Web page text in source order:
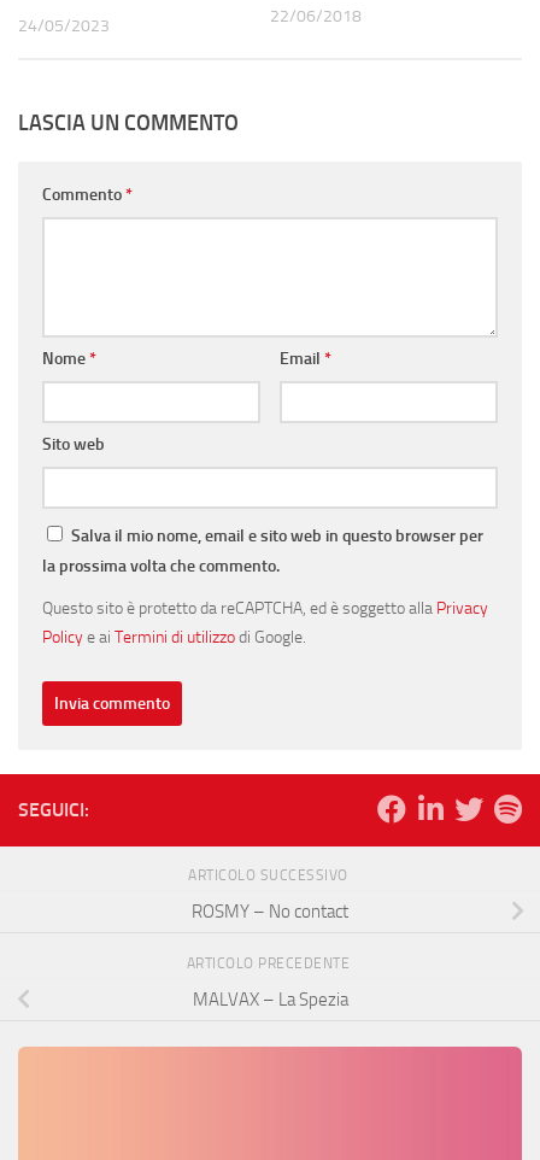
24/05/2023 22/06/2018
LASCIA UN COMMENTO
Commento*
Nome* Email *
Sito web
Salva il mio nome, email e sito web in questo browser per
la prossima volta che commento.
Questo sito è protetto da reCAPTCHA, ed è soggetto alla Privacy
Policye ai Termini di utilizzodi Google.
SEGUICI:
ARTICOLO SUCCESSIVO
ROSMY – No contact
ARTICOLO PRECEDENTE
MALVAX – La Spezia